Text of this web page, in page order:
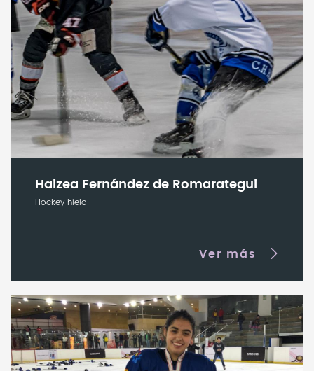
Haizea Fernández de Romarategui
Hockey hielo
Ver más